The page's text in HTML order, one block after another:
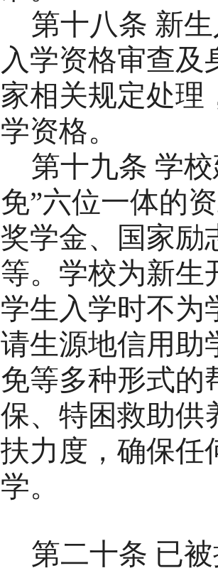
第十八条 新
入学资格审查
家相关规定处理
学资格。
第十九条 学
免”六位一体的
奖学金、国家励
等。学校为新生
学生入学时不为
请生源地信用助
免等多种形式的
保、特困救助供
扶力度，确保任
学。
第二十条 已